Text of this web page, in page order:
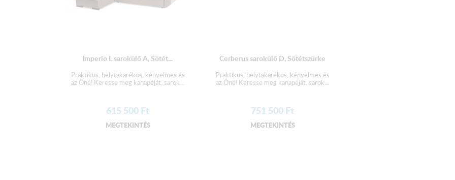
Imperio L sarokülő A, Sötét...
Praktikus, helytakarékos, kényelmes és
az Öné! Keresse meg kanapéját, sarok...
615 500Ft
MEGTEKINTÉS
Cerberus sarokülő D, Sötétszürke
Praktikus, helytakarékos, kényelmes és
az Öné! Keresse meg kanapéját, sarok...
751 500Ft
MEGTEKINTÉS